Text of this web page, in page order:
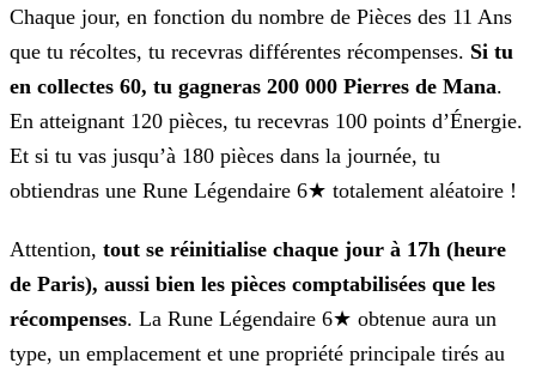
Chaque jour, en fonction du nombre de Pièces des 11 Ans
que tu récoltes, tu recevras différentes récompenses. Si tu
en collectes 60, tu gagneras 200 000 Pierres de Mana.
En atteignant 120 pièces, tu recevras 100 points d’Énergie.
Et si tu vas jusqu’à 180 pièces dans la journée, tu
obtiendras une Rune Légendaire 6★ totalement aléatoire !
Attention, tout se réinitialise chaque jour à 17h (heure
de Paris), aussi bien les pièces comptabilisées que les
récompenses. La Rune Légendaire 6★ obtenue aura un
type, un emplacement et une propriété principale tirés au